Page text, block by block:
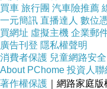
買車 旅行團 汽車險推薦
一元簡訊 直播達人 數位
買網址 虛擬主機 企業郵
廣告刊登 隱私權聲明
消費者保護 兒童網路安全
About PChome 投資人聯
著作權保護 ｜網路家庭